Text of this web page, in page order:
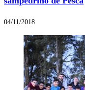
04/11/2018